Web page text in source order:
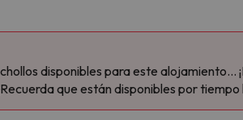
disponibles para este
que están disponibles por tiempo